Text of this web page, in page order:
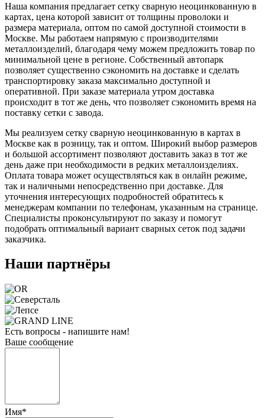
Наша компания предлагает сетку сварную неоцинкованную в
картах, цена которой зависит от толщины проволоки и
размера материала, оптом по самой доступной стоимости в
Москве. Мы работаем напрямую с производителями
металлоизделий, благодаря чему можем предложить товар по
минимальной цене в регионе. Собственный автопарк
позволяет существенно сэкономить на доставке и сделать
транспортировку заказа максимально доступной и
оперативной. При заказе материала утром доставка
происходит в тот же день, что позволяет сэкономить время на
поставку сетки с завода.
Мы реализуем сетку сварную неоцинкованную в картах в
Москве как в розницу, так и оптом. Широкий выбор размеров
и большой ассортимент позволяют доставить заказ в тот же
день даже при необходимости в редких металлоизделиях.
Оплата товара может осуществляться как в онлайн режиме,
так и наличными непосредственно при доставке. Для
уточнения интересующих подробностей обратитесь к
менеджерам компании по телефонам, указанным на странице.
Специалисты проконсультируют по заказу и помогут
подобрать оптимальный вариант сварных сеток под задачи
заказчика.
Наши партнёры
Есть вопросы - напишите нам!
Ваше сообщение
Имя*